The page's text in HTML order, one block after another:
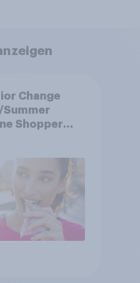
Change
Summer
Shopper